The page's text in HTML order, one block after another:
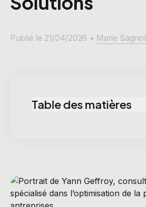
Publié le 21/04/2026 • Marie Sagnol
Table des matières